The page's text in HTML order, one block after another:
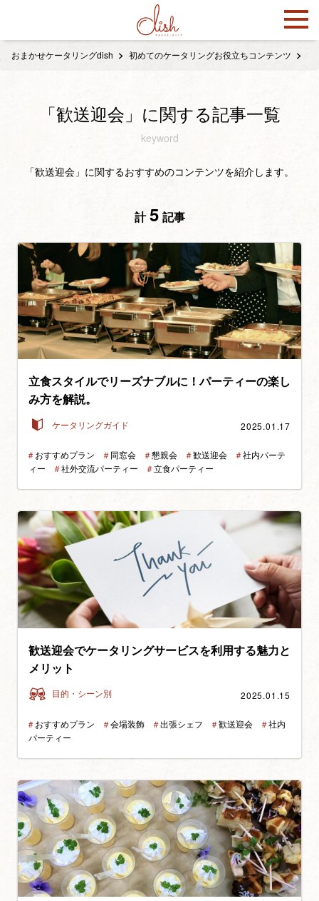
おまかせケータリングdish 初めてのケータリングお役立ちコンテンツ
「歓送迎会」に関する記事一覧
keyword
「歓送迎会」に関するおすすめのコンテンツを紹介します。
計 5 記事
立食スタイルでリーズナブルに！パーティーの楽し
み方を解説。
ケータリングガイド 2025.01.17
＃おすすめプラン ＃同窓会 ＃懇親会 ＃歓送迎会 ＃社内パーテ
ィー
＃社外交流パーティー ＃立食パーティー
歓送迎会でケータリングサービスを利用する魅力と
メリット
目的・シーン別 2025.01.15
＃おすすめプラン ＃会場装飾 ＃出張シェフ ＃歓送迎会 ＃社内
パーティー